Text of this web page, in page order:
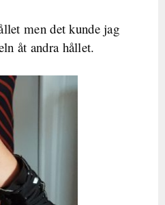
men det kunde jag
åt andra hållet.